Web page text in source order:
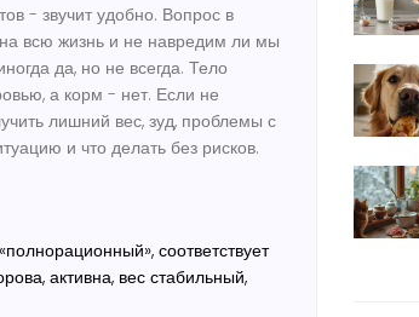
- звучит удобно. Вопрос в
всю жизнь и не навредим ли мы
да, но не всегда. Тело
а корм - нет. Если не
лишний вес, зуд, проблемы с
и что делать без рисков.
соответствует
активна, вес стабильный,